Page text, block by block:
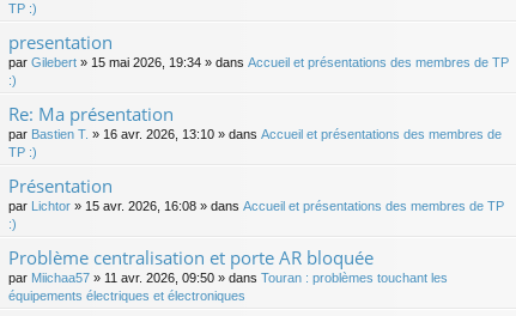
TP :)
presentation
par Gilebert » 15 mai 2026, 19:34 » dans Accueil et présentations des membres de TP
:)
Re: Ma présentation
par Bastien T. » 16 avr. 2026, 13:10 » dans Accueil et présentations des membres de
TP :)
Présentation
par Lichtor » 15 avr. 2026, 16:08 » dans Accueil et présentations des membres de TP
:)
Problème centralisation et porte AR bloquée
par Miichaa57 » 11 avr. 2026, 09:50 » dans Touran : problèmes touchant les
équipements électriques et électroniques